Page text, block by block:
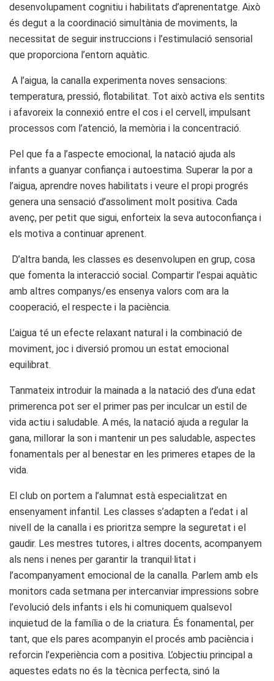
desenvolupament cognitiu i habilitats d’aprenentatge. Això
és degut a la coordinació simultània de moviments, la
necessitat de seguir instruccions i l’estimulació sensorial
que proporciona l’entorn aquàtic.
A l’aigua, la canalla experimenta noves sensacions:
temperatura, pressió, flotabilitat. Tot això activa els sentits
i afavoreix la connexió entre el cos i el cervell, impulsant
processos com l’atenció, la memòria i la concentració.
Pel que fa a l’aspecte emocional, la natació ajuda als
infants a guanyar confiança i autoestima. Superar la por a
l’aigua, aprendre noves habilitats i veure el propi progrés
genera una sensació d’assoliment molt positiva. Cada
avenç, per petit que sigui, enforteix la seva autoconfiança i
els motiva a continuar aprenent.
D’altra banda, les classes es desenvolupen en grup, cosa
que fomenta la interacció social. Compartir l’espai aquàtic
amb altres companys/es ensenya valors com ara la
cooperació, el respecte i la paciència.
L’aigua té un efecte relaxant natural i la combinació de
moviment, joc i diversió promou un estat emocional
equilibrat.
Tanmateix introduir la mainada a la natació des d’una edat
primerenca pot ser el primer pas per inculcar un estil de
vida actiu i saludable. A més, la natació ajuda a regular la
gana, millorar la son i mantenir un pes saludable, aspectes
fonamentals per al benestar en les primeres etapes de la
vida.
El club on portem a l’alumnat està especialitzat en
ensenyament infantil. Les classes s’adapten a l’edat i al
nivell de la canalla i es prioritza sempre la seguretat i el
gaudir. Les mestres tutores, i altres docents, acompanyem
als nens i nenes per garantir la tranquil·litat i
l’acompanyament emocional de la canalla. Parlem amb els
monitors cada setmana per intercanviar impressions sobre
l’evolució dels infants i els hi comuniquem qualsevol
inquietud de la família o de la criatura. És fonamental, per
tant, que els pares acompanyin el procés amb paciència i
reforcin l’experiència com a positiva. L’objectiu principal a
aquestes edats no és la tècnica perfecta, sinó la